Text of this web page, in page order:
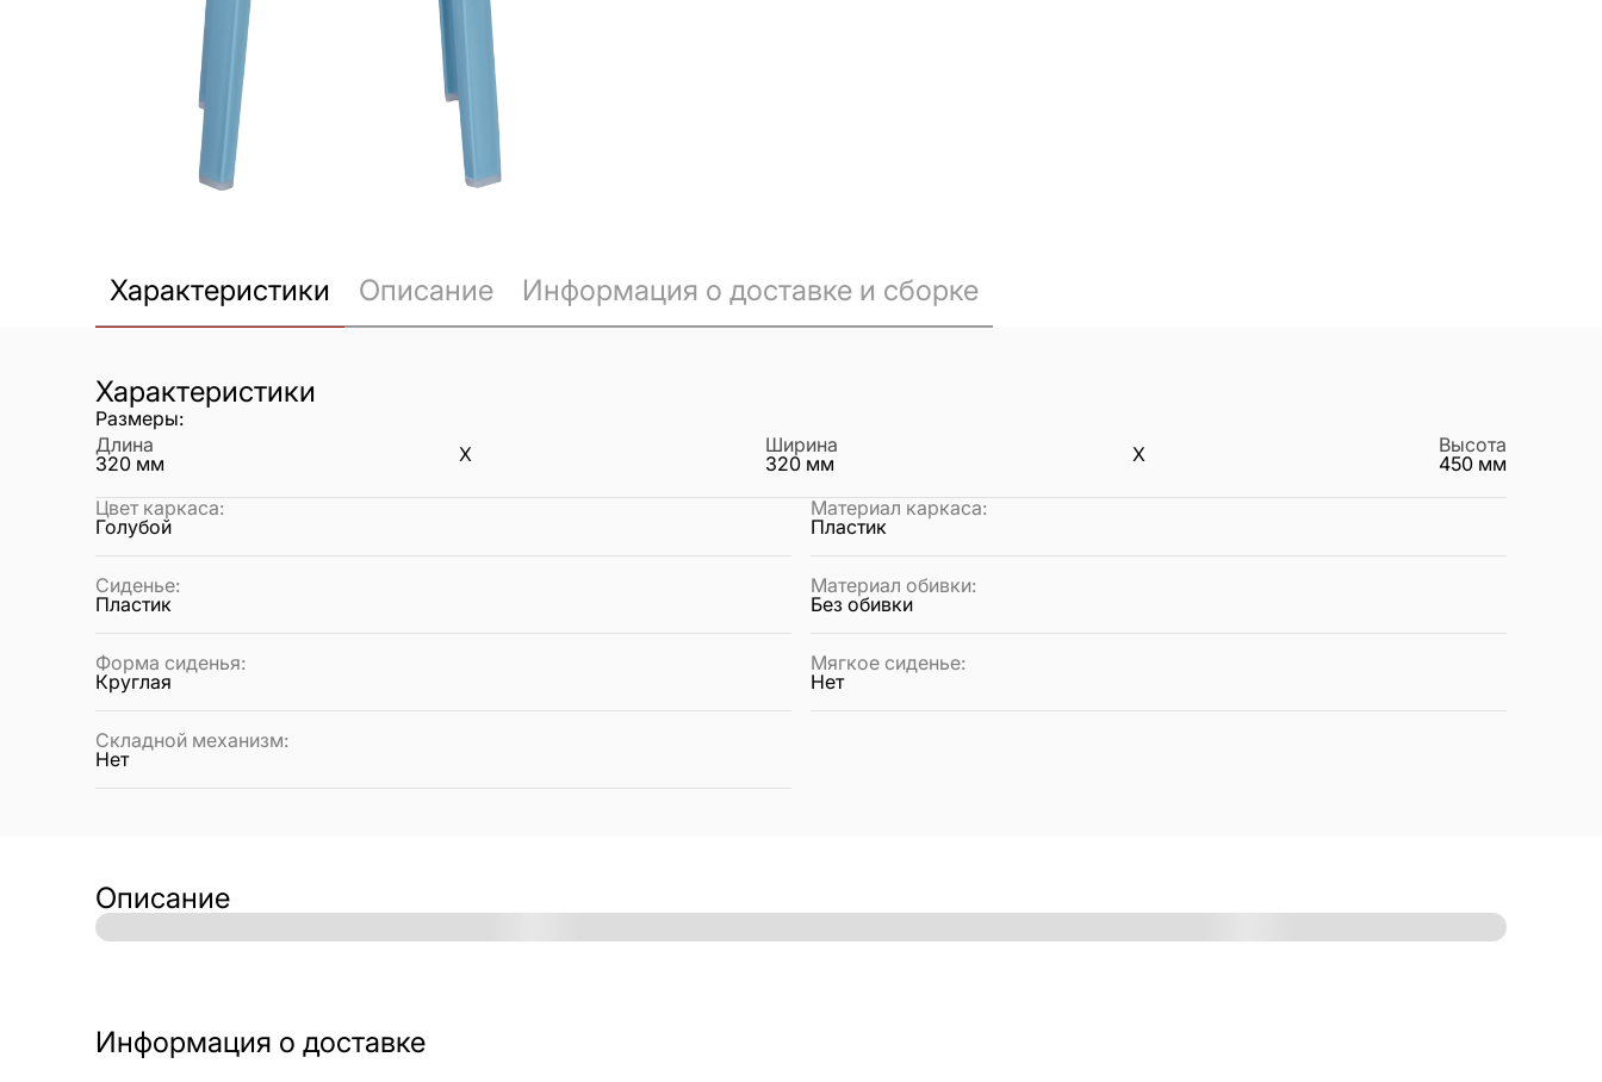
Характеристики Описание Информация о доставке и сборке
Характеристики
Размеры:
Длина
320 мм X
Ширина
320 мм X
Высота
450 мм
Цвет каркаса:
Голубой
Материал каркаса:
Пластик
Сиденье:
Пластик
Материал обивки:
Без обивки
Форма сиденья:
Круглая
Мягкое сиденье:
Нет
Складной механизм:
Нет
Описание
Информация о доставке